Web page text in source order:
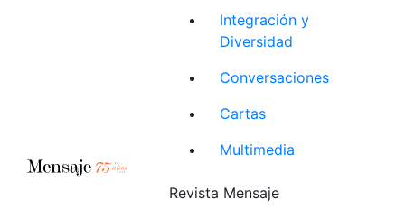
Integración y
Diversidad
Conversaciones
Cartas
Multimedia
Revista Mensaje